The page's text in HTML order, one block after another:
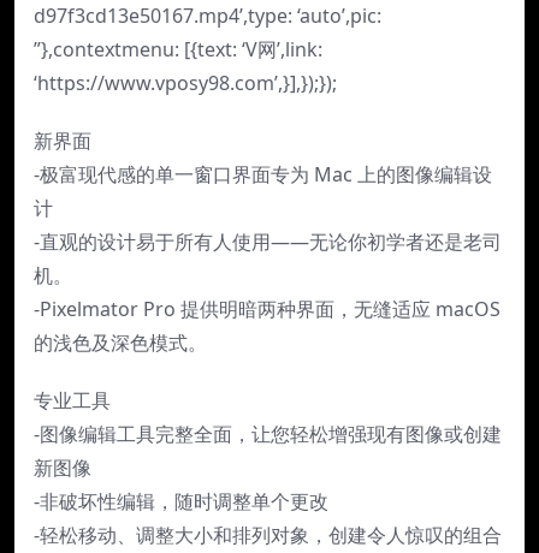
d97f3cd13e50167.mp4’,type: ‘auto’,pic:
”},contextmenu: [{text: ‘V网’,link:
‘https://www.vposy98.com’,}],});});
新界面
-极富现代感的单一窗口界面专为 Mac 上的图像编辑设
计
-直观的设计易于所有人使用——无论你初学者还是老司
机。
-Pixelmator Pro 提供明暗两种界面，无缝适应 macOS
的浅色及深色模式。
专业工具
-图像编辑工具完整全面，让您轻松增强现有图像或创建
新图像
-非破坏性编辑，随时调整单个更改
-轻松移动、调整大小和排列对象，创建令人惊叹的组合